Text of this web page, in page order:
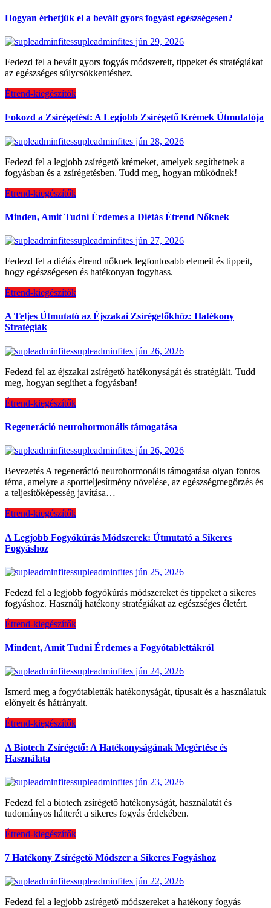
Hogyan érhetjük el a bevált gyors fogyást egészségesen?
supleadminfites jún 29, 2026
Fedezd fel a bevált gyors fogyás módszereit, tippeket és stratégiákat
az egészséges súlycsökkentéshez.
Étrend-kiegészítők
Fokozd a Zsírégetést: A Legjobb Zsírégető Krémek Útmutatója
supleadminfites jún 28, 2026
Fedezd fel a legjobb zsírégető krémeket, amelyek segíthetnek a
fogyásban és a zsírégetésben. Tudd meg, hogyan működnek!
Étrend-kiegészítők
Minden, Amit Tudni Érdemes a Diétás Étrend Nőknek
supleadminfites jún 27, 2026
Fedezd fel a diétás étrend nőknek legfontosabb elemeit és tippeit,
hogy egészségesen és hatékonyan fogyhass.
Étrend-kiegészítők
A Teljes Útmutató az Éjszakai Zsírégetőkhöz: Hatékony
Stratégiák
supleadminfites jún 26, 2026
Fedezd fel az éjszakai zsírégető hatékonyságát és stratégiáit. Tudd
meg, hogyan segíthet a fogyásban!
Étrend-kiegészítők
Regeneráció neurohormonális támogatása
supleadminfites jún 26, 2026
Bevezetés A regeneráció neurohormonális támogatása olyan fontos
téma, amelyre a sportteljesítmény növelése, az egészségmegőrzés és
a teljesítőképesség javítása…
Étrend-kiegészítők
A Legjobb Fogyókúrás Módszerek: Útmutató a Sikeres
Fogyáshoz
supleadminfites jún 25, 2026
Fedezd fel a legjobb fogyókúrás módszereket és tippeket a sikeres
fogyáshoz. Használj hatékony stratégiákat az egészséges életért.
Étrend-kiegészítők
Mindent, Amit Tudni Érdemes a Fogyótablettákról
supleadminfites jún 24, 2026
Ismerd meg a fogyótabletták hatékonyságát, típusait és a használatuk
előnyeit és hátrányait.
Étrend-kiegészítők
A Biotech Zsírégető: A Hatékonyságának Megértése és
Használata
supleadminfites jún 23, 2026
Fedezd fel a biotech zsírégető hatékonyságát, használatát és
tudományos hátterét a sikeres fogyás érdekében.
Étrend-kiegészítők
7 Hatékony Zsírégető Módszer a Sikeres Fogyáshoz
supleadminfites jún 22, 2026
Fedezd fel a legjobb zsírégető módszereket a hatékony fogyás